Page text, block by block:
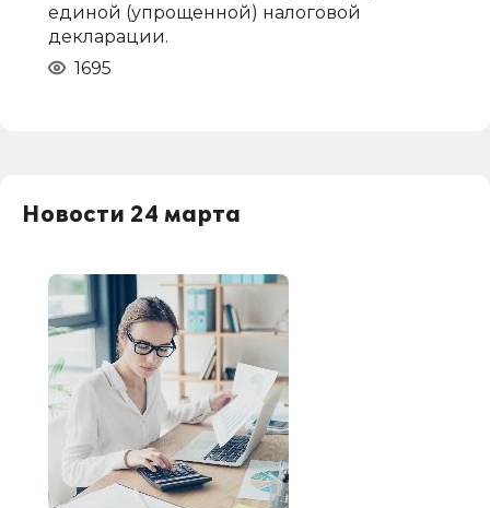
единой (упрощенной) налоговой
декларации.
1695
Новости 24 марта